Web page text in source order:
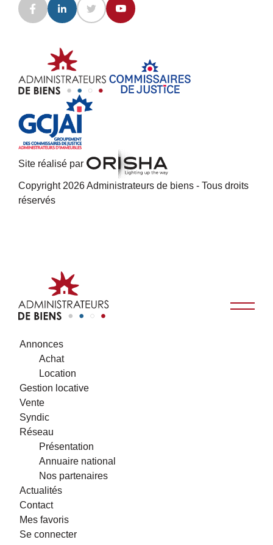
Site réalisé par
Copyright 2026 Administrateurs de biens - Tous droits
réservés
Annonces
Achat
Location
Gestion locative
Vente
Syndic
Réseau
Présentation
Annuaire national
Nos partenaires
Actualités
Contact
Mes favoris
Se connecter